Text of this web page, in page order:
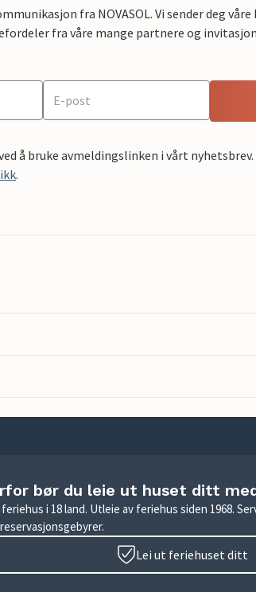
fra NOVASOL. Vi sender deg
fra våre mange partnere og
å bruke avmeldingslinken i vårt nyhetsbrev.
.
bør du leie ut huset ditt
feriehus i 18 land. Utleie av feriehus siden 1968.
Lei ut feriehuset ditt